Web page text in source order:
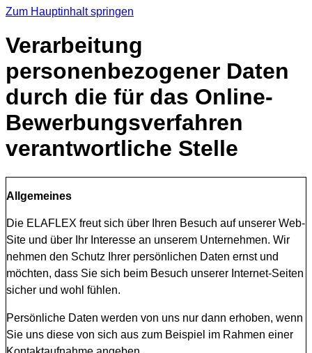
Zum Hauptinhalt springen
Verarbeitung
personenbezogener Daten
durch die für das Online-
Bewerbungsverfahren
verantwortliche Stelle
Allgemeines
Die ELAFLEX freut sich über Ihren Besuch auf unserer Web-
Site und über Ihr Interesse an unserem Unternehmen. Wir
nehmen den Schutz Ihrer persönlichen Daten ernst und
möchten, dass Sie sich beim Besuch unserer Internet-Seiten
sicher und wohl fühlen.
Persönliche Daten werden von uns nur dann erhoben, wenn
Sie uns diese von sich aus zum Beispiel im Rahmen einer